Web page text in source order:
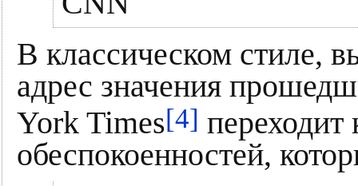
В классическом стиле,
адрес значения
York Times[4]
обеспокоенностей,